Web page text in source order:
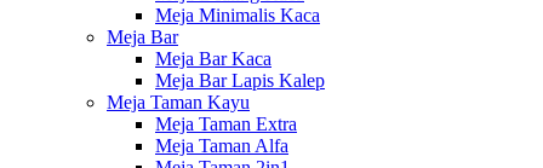
Meja Minimalis Kaca
Meja Bar
Meja Bar Kaca
Meja Bar Lapis Kalep
Meja Taman Kayu
Meja Taman Extra
Meja Taman Alfa